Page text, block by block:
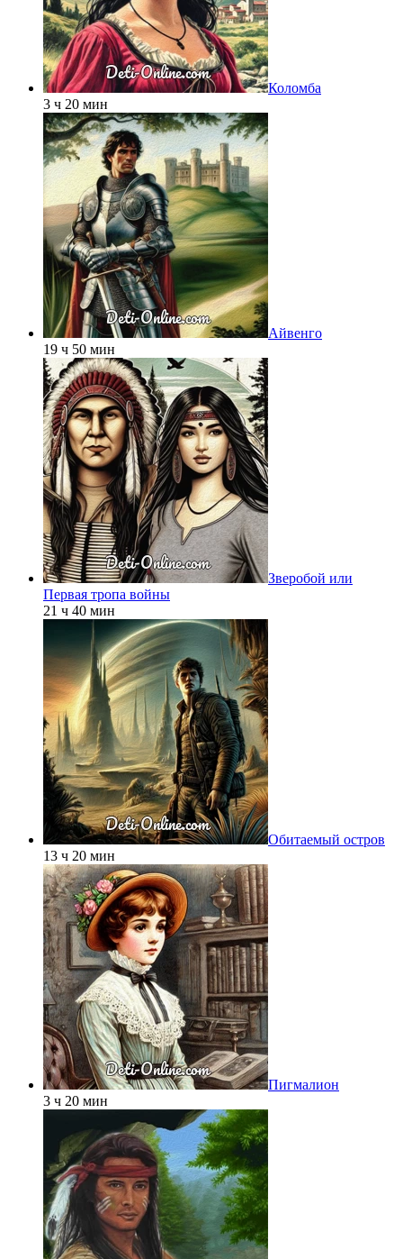
Коломба
3 ч 20 мин
Айвенго
19 ч 50 мин
Зверобой или
Первая тропа войны
21 ч 40 мин
Обитаемый остров
13 ч 20 мин
Пигмалион
3 ч 20 мин